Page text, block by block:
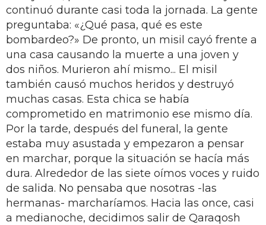
continuó durante casi toda la jornada. La gente
preguntaba: «¿Qué pasa, qué es este
bombardeo?» De pronto, un misil cayó frente a
una casa causando la muerte a una joven y
dos niños. Murieron ahí mismo... El misil
también causó muchos heridos y destruyó
muchas casas. Esta chica se había
comprometido en matrimonio ese mismo día.
Por la tarde, después del funeral, la gente
estaba muy asustada y empezaron a pensar
en marchar, porque la situación se hacía más
dura. Alrededor de las siete oímos voces y ruido
de salida. No pensaba que nosotras -las
hermanas- marcharíamos. Hacia las once, casi
a medianoche, decidimos salir de Qaraqosh